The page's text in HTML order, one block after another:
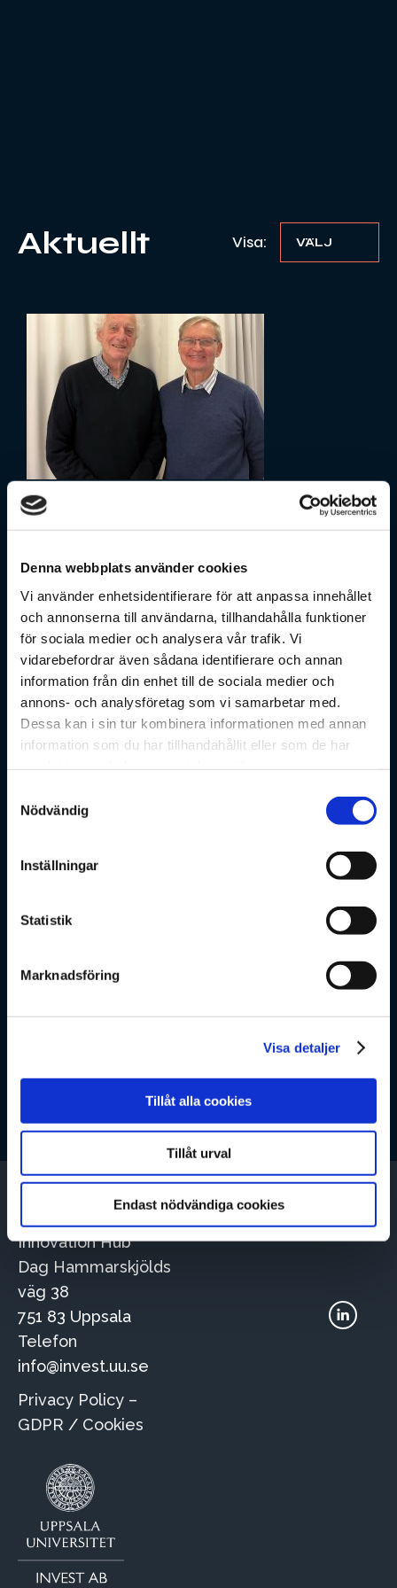
Denna webbplats använder cookies
Vi använder enhetsidentifierare för att anpassa innehållet
och annonserna till användarna, tillhandahålla funktioner
för sociala medier och analysera vår trafik. Vi
vidarebefordrar även sådana identifierare och annan
information från din enhet till de sociala medier och
annons- och analysföretag som vi samarbetar med.
Dessa kan i sin tur kombinera informationen med annan
information som du har tillhandahållit eller som de har
Nödvändig
Inställningar
Statistik
Marknadsföring
Visa detaljer
Tillåt alla cookies
Tillåt urval
Endast nödvändiga cookies
Aktuellt Visa: VÄLJ
INTERNATIONELLT FORSKARSAMARBETE
GLIOBLASTOM
Mesenkia Therapeutics, med stöd från UU Invest,
utvecklar en banbrytande behandling för
glioblastom, den mest aggressiva formen av
hjärncancer. Startupföretaget förbereder kliniska
prövningar för att ta fram ett läkemedel som syftar
till att förlänga patienters liv.
VINNARE AV VENTURECHALLENGE 2024
och Dr. Gustav Eriksson, är ett avancerat
ljudsimuleringsverktyg för noggranna
Innovation Hub
Dag Hammarskjölds
väg 38
751 83 Uppsala
Telefon
info@invest.uu.se
Privacy Policy –
GDPR / Cookies
Du hittar oss på:
Linkedin